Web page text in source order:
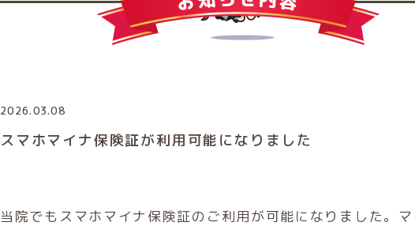
2026.03.08
スマホマイナ保険証が利用可能になりました
当院でもスマホマイナ保険証のご利用が可能になりました。